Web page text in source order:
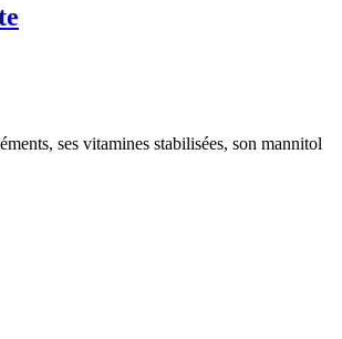
ses vitamines stabilisées, son mannitol